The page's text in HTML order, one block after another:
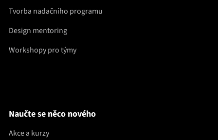
Tvorba nadačního programu
Design mentoring
Workshopy pro týmy
Naučte se něco nového
Akce a kurzy